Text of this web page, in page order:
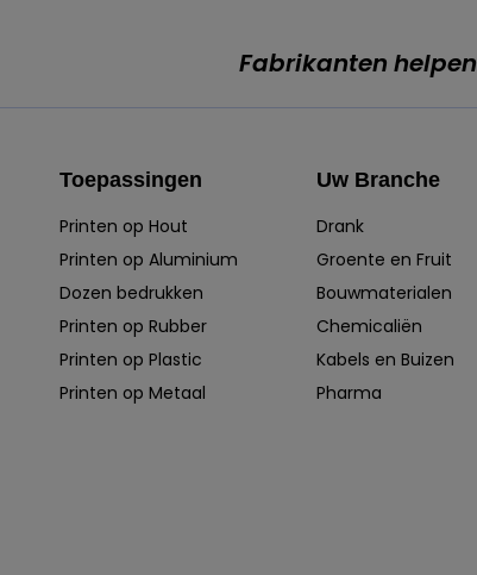
Fabrikanten
Toepassingen
Printen op Hout
Printen op Aluminium
Dozen bedrukken
Printen op Rubber
Printen op Plastic
Printen op Metaal
Uw Branche
Drank
Groente en Fruit
Bouwmaterialen
Chemicaliën
Kabels en Buizen
Pharma